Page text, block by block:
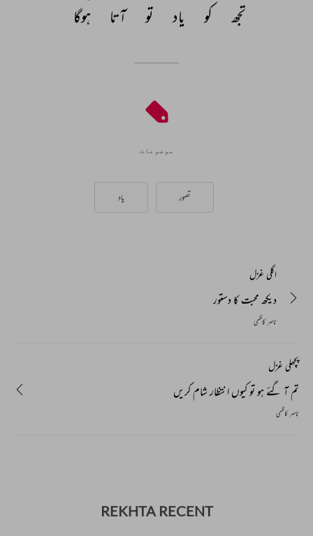
تجھ
کو یاد تو آتا ہوگا
موضوعات
تصور یاد
اگلی غزل
دیکھ محبت کا دستور
ناصر کاظمی
پچھلی غزل
تم آ گئے ہو تو کیوں انتظار شام کریں
ناصر کاظمی
REKHTA RECENT